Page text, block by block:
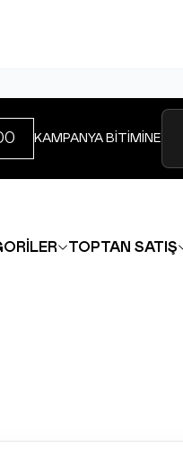
KAMPANYA BİTİMİNE
TOPTAN SATIŞ